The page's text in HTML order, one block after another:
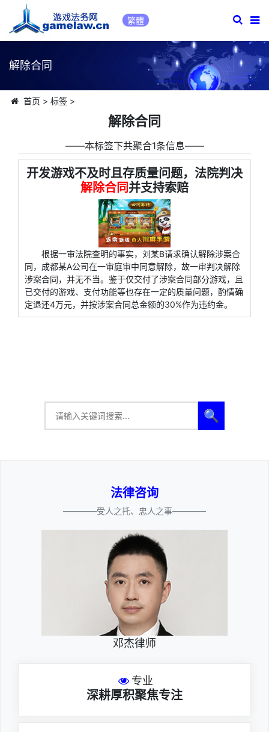
繁體
解除合同
首页 > 标签>
解除合同
――本标签下共聚合1条信息――
开发游戏不及时且存质量问题，法院判决
解除合同并支持索赔
根据一审法院查明的事实，刘某B请求确认解除涉案合
同，成都某A公司在一审庭审中同意解除，故一审判决解除
涉案合同，并无不当。鉴于仅交付了涉案合同部分游戏，且
已交付的游戏、支付功能等也存在一定的质量问题，酌情确
定退还4万元，并按涉案合同总金额的30%作为违约金。
🔍
法律咨询
————受人之托、忠人之事————
邓杰律师
专业
深耕厚积聚焦专注